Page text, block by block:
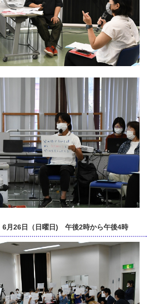
6月26日（日曜日) 午後2時から午後4時